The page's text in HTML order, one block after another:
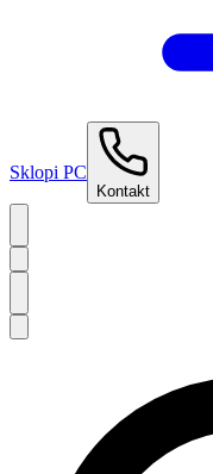
Sklopi PC
Kontakt